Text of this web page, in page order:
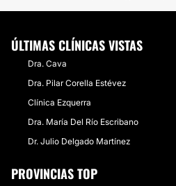
ÚLTIMAS CLÍNICAS VISTAS
Dra. Cava
Dra. Pilar Corella Estévez
Clínica Ezquerra
Dra. María Del Río Escribano
Dr. Julio Delgado Martínez
PROVINCIAS TOP